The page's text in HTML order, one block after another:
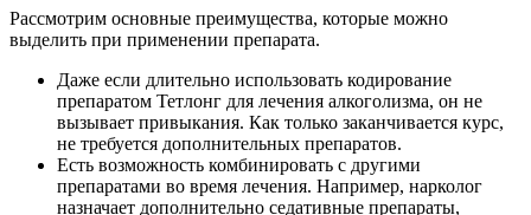
Рассмотрим основные преимущества, которые можно
выделить при применении препарата.
Даже если длительно использовать кодирование
препаратом Тетлонг для лечения алкоголизма, он не
вызывает привыкания. Как только заканчивается курс,
не требуется дополнительных препаратов.
Есть возможность комбинировать с другими
препаратами во время лечения. Например, нарколог
назначает дополнительно седативные препараты,